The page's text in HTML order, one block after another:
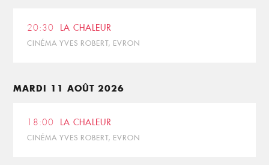
20:30 LA CHALEUR
CINÉMA YVES ROBERT, EVRON
MARDI 11 AOÛT 2026
18:00 LA CHALEUR
CINÉMA YVES ROBERT, EVRON